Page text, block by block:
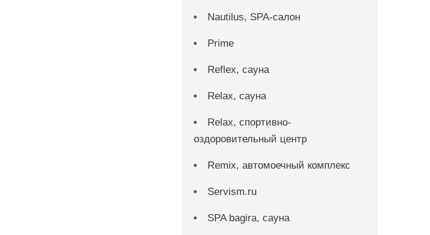
Nautilus, SPA-салон
Prime
Reflex, сауна
Relax, сауна
Relax, спортивно-
оздоровительный центр
Remix, автомоечный комплекс
Servism.ru
SPA bagira, сауна